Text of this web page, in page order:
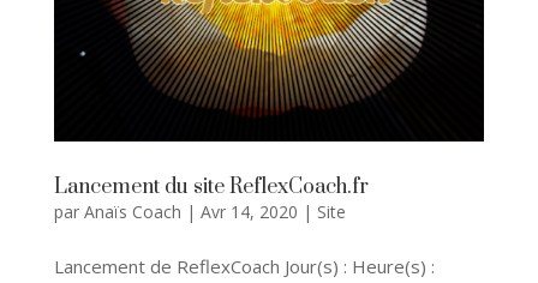
Lancement du site ReflexCoach.fr
par Anaïs Coach | Avr 14, 2020 | Site
Lancement de ReflexCoach Jour(s) : Heure(s) :